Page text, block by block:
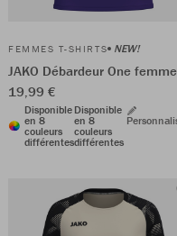
FEMMES T-SHIRTS NEW!
JAKO Débardeur One
19,99 €
Disponible
en 8
couleurs
différentes
Disponible
en 8
couleurs
différentes